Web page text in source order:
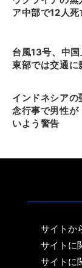
ア中部で12人
台風13号、中
東部では交通に
インドネシア
念行事で男性が
いよう警告
サイトか
サイトに
サイトに